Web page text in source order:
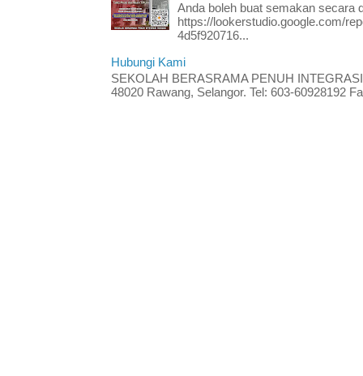
Anda boleh buat semakan secara
https://lookerstudio.google.com/
4d5f920716...
Hubungi Kami
SEKOLAH BERASRAMA PENUH
48020 Rawang, Selangor. Tel: 603-60928192